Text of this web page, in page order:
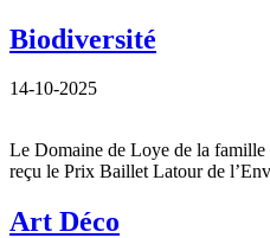
Biodiversité
14-10-2025
Le Domaine de Loye de la famille
reçu le Prix Baillet Latour de
Art Déco